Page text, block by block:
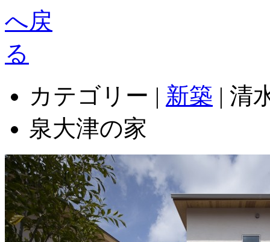
カテゴリー | 新築 | 清
泉大津の家